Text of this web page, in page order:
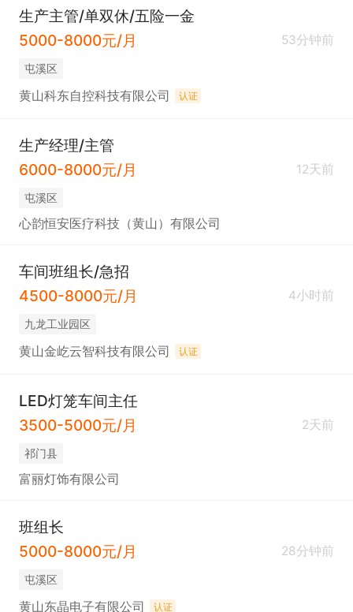
生产主管/单双休/五险一金
5000-8000元/月
53分钟前
屯溪区
黄山科东自控科技有限公司 认证
生产经理/主管
6000-8000元/月
12天前
屯溪区
心韵恒安医疗科技（黄山）有限公司
车间班组长/急招
4500-8000元/月
4小时前
九龙工业园区
黄山金屹云智科技有限公司 认证
LED灯笼车间主任
3500-5000元/月
2天前
祁门县
富丽灯饰有限公司
班组长
5000-8000元/月
28分钟前
屯溪区
黄山东晶电子有限公司 认证